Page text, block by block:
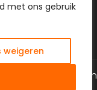
met ons gebruik
weigeren
voorwaarden